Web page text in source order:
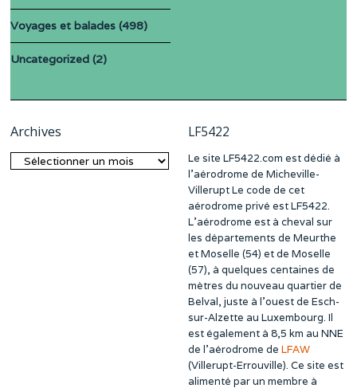
Voyages et balades (498)
Uncategorized (2)
Archives
Archives
LF5422
Le site LF5422.com est dédié à
l’aérodrome de Micheville-
Villerupt Le code de cet
aérodrome privé est LF5422.
L’aérodrome est à cheval sur
les départements de Meurthe
et Moselle (54) et de Moselle
(57), à quelques centaines de
mètres du nouveau quartier de
Belval, juste à l’ouest de Esch-
sur-Alzette au Luxembourg. Il
est également à 8,5 km au NNE
de l’aérodrome de LFAW
(Villerupt-Errouville). Ce site est
alimenté par un membre à